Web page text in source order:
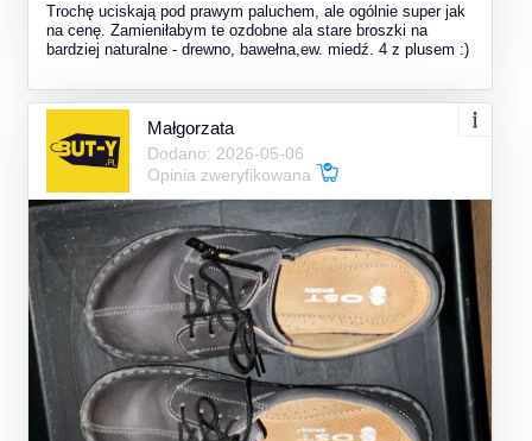
Trochę uciskają pod prawym paluchem, ale ogólnie super jak
na cenę. Zamieniłabym te ozdobne ala stare broszki na
bardziej naturalne - drewno, bawełna,ew. miedź. 4 z plusem :)
Małgorzata
Dodano: 2026-05-06
Opinia zweryfikowana